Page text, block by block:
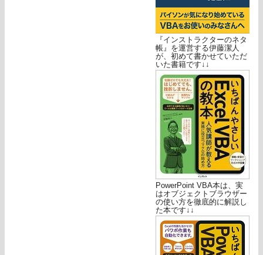
『インストラクターのネタ
帳』を運営する伊藤潔人
が、初めて書かせていただ
いた書籍です↓↓
PowerPoint VBA本は、実
はオブジェクトブラウザー
の使い方を徹底的に解説し
た本です↓↓